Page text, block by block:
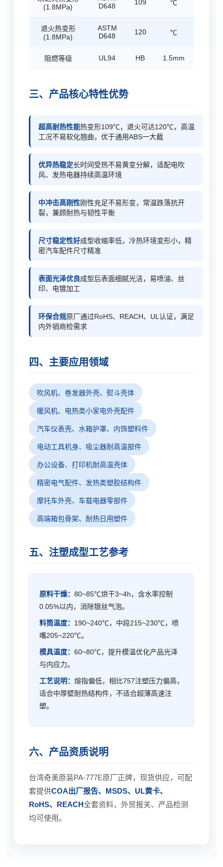
(1.8MPa)
D648
109 ℃
退火热变形
(1.8MPa)
ASTM
D648
120 ℃
阻燃等级 UL94 HB 1.5mm
三、产品核心特性优势
超高耐热性能热变形109℃，退火可达120℃，高温
工况不易软化翘曲，优于通用ABS一大截
优异热稳定长时间受热不易黄变分解，适配电吹
风、发热电器持续高温环境
中冲击高刚性刚性充足不易形变，常温跌落抗开
裂，兼顾耐热与韧性平衡
尺寸稳定性好成型收缩率低，冷热环境变形小，精
密汽车配件尺寸精准
表面光泽优良成型后表面细腻光洁，易喷油、丝
印、电镀加工
环保合规原厂通过RoHS、REACH、UL认证，满足
内外销商检需求
四、主要应用领域
吹风机、卷发器外壳、熨斗壳体
暖风机、电热类小家电外壳配件
汽车仪表壳、水箱护罩、内饰塑料件
电动工具机身、吸尘器耐高温部件
办公设备、打印机耐高温壳体
精密电气配件、发热类塑胶结构件
摩托车外壳、车载电器零部件
高端箱包骨架、耐热日用塑件
五、注塑成型工艺参考
原料干燥： 80~85℃烘干3~4h，含水率控制
0.05%以内，消除银丝气泡。
料筒温度： 190~240℃，中段215~230℃，喷
嘴205~220℃。
模具温度： 60~80℃，提升模温优化产品光泽
与内应力。
工艺说明： 熔指偏低，相比757注塑压力偏高，
适合中厚壁耐热结构件，不适合超薄高速注
塑。
六、产品资质说明
台湾奇美原装PA-777E原厂正牌，现货供应，可配
套提供COA出厂报告、MSDS、UL黄卡、
RoHS、REACH全套资料，外贸报关、产品检测
均可使用。